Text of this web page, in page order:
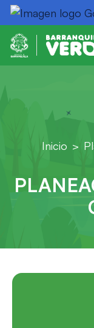
Inicio